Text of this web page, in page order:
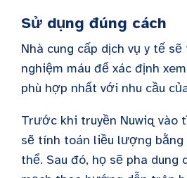
Sử dụng đúng cách
Nhà cung cấp dịch vụ y tế
nghiệm máu để xác định
phù hợp nhất với nhu cầu
Trước khi truyền Nuwiq vào
sẽ tính toán liều lượng bằng
thể. Sau đó, họ sẽ pha dung